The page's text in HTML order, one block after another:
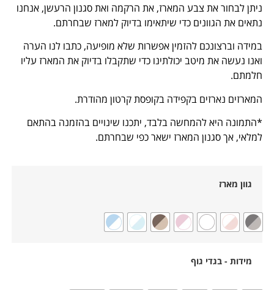
ניתן לבחור את צבע המארז, את הרקמה ואת סגנון הרעשן, אנחנו
נתאים את הגוונים כדי שיתאימו בדיוק למארז שבחרתם.
במידה וברצונכם להזמין אפשרות שלא מופיעה, כתבו לנו הערה
ואנו נעשה את מיטב יכולתינו כדי שתקבלו בדיוק את המארז עליו
חלמתם.
המארזים נארזים בקפידה בקופסת קרטון מהודרת.
*התמונה היא להמחשה בלבד, יתכנו שינויים בהזמנה בהתאם
למלאי, אך סגנון המארז ישאר כפי שבחרתם.
גוון מארז
מידות - בגדי גוף